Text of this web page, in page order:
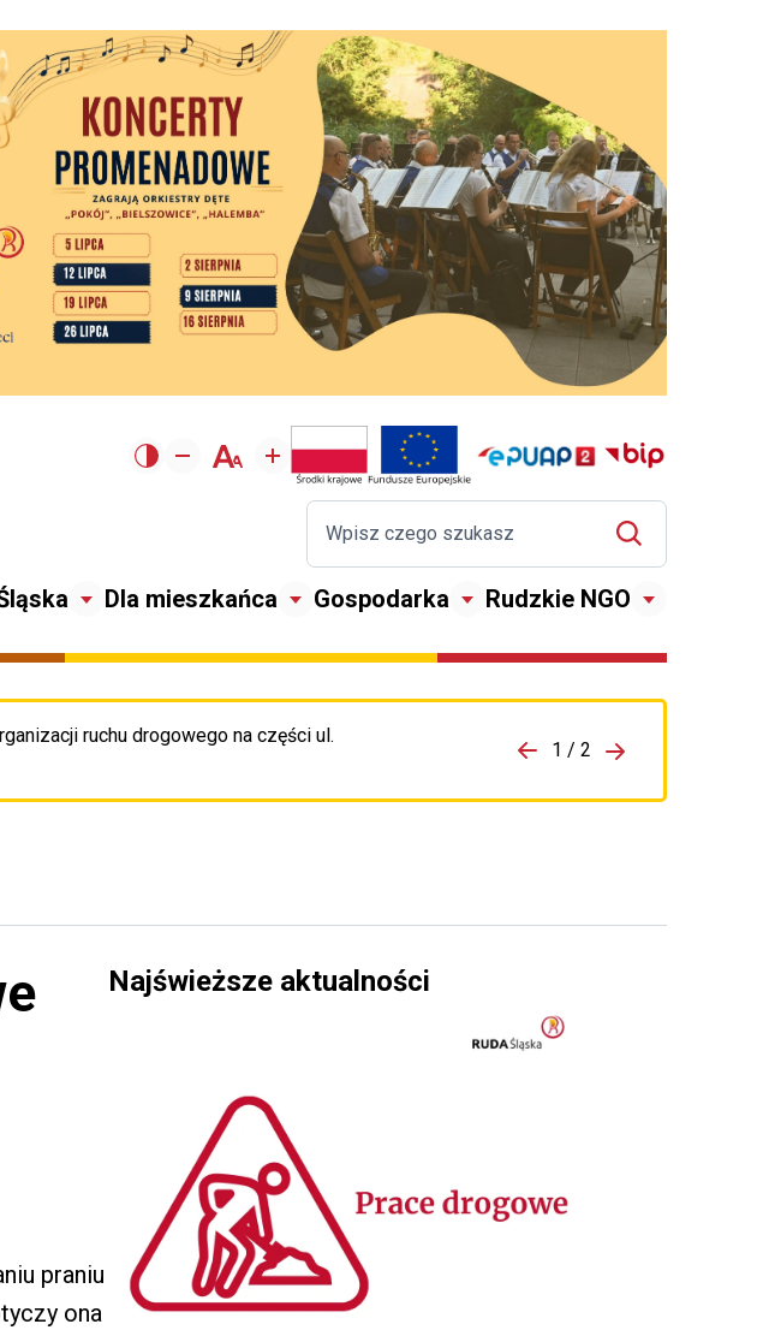
Dla mieszkańca Gospodarka Rudzkie NGO
ruchu drogowego na części ul.
Przejdź do porzpedniego komunikatu 1 / 2
Przejdź do
praniu
ona
Najświeższe aktualności